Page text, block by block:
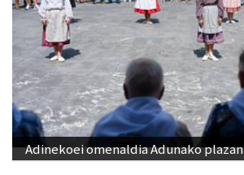
Adinekoei omenaldia Adunako plazan